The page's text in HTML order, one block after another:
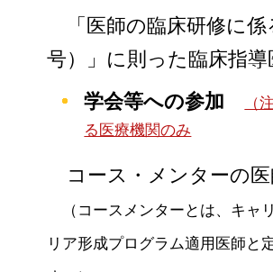
「医師の臨床研修に
号）」に則った臨床指
学会等への参加
（
る医療機関のみ
コース・メンターの
（コースメンターとは、キ
リア形成プログラム適用医師と